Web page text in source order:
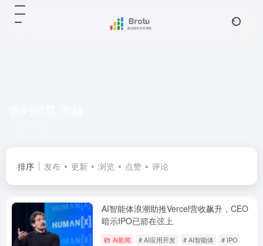
排序 发布 更新 浏览 点赞 评论
AI智能体浪潮助推Vercel营收飙升，CEO
暗示IPO已箭在弦上
Ai新闻 # AI应用开发 # AI智能体 # IPO